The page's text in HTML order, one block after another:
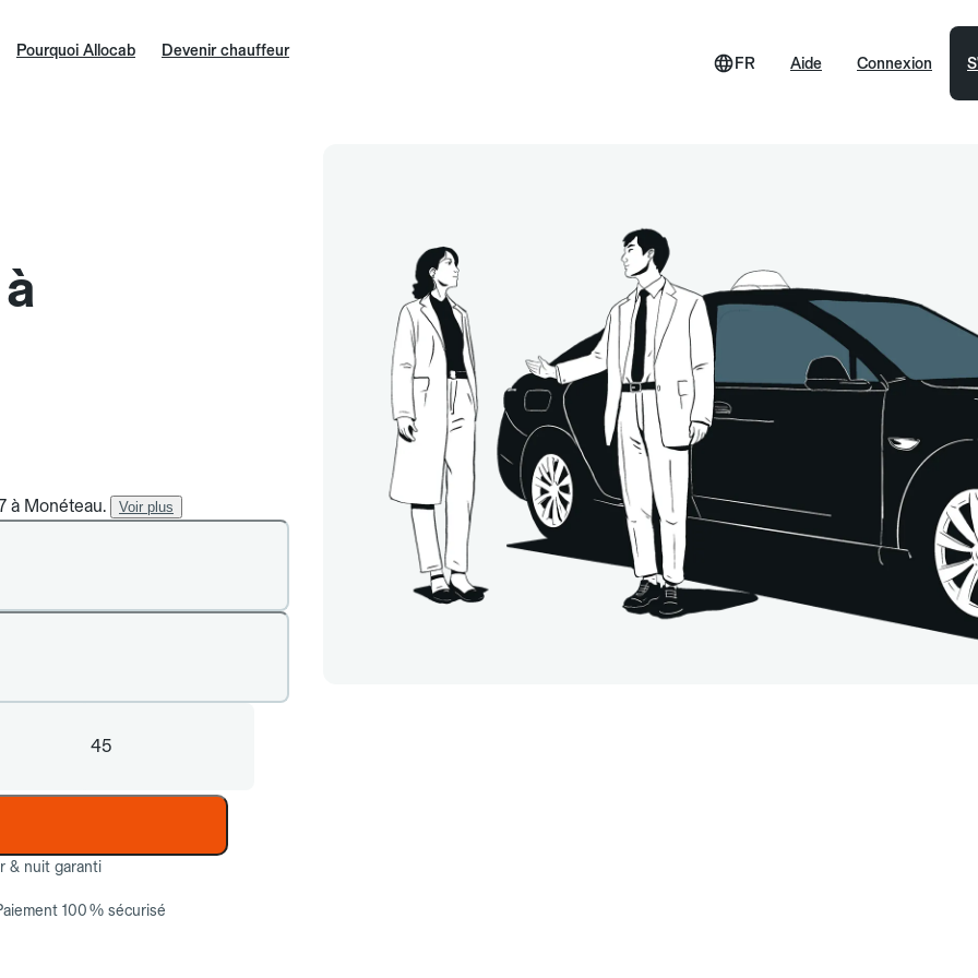
Pourquoi Allocab Devenir chauffeur
Aide
FR Connexion
à Monéteau. Voir plus
45
& nuit garanti
100 % sécurisé